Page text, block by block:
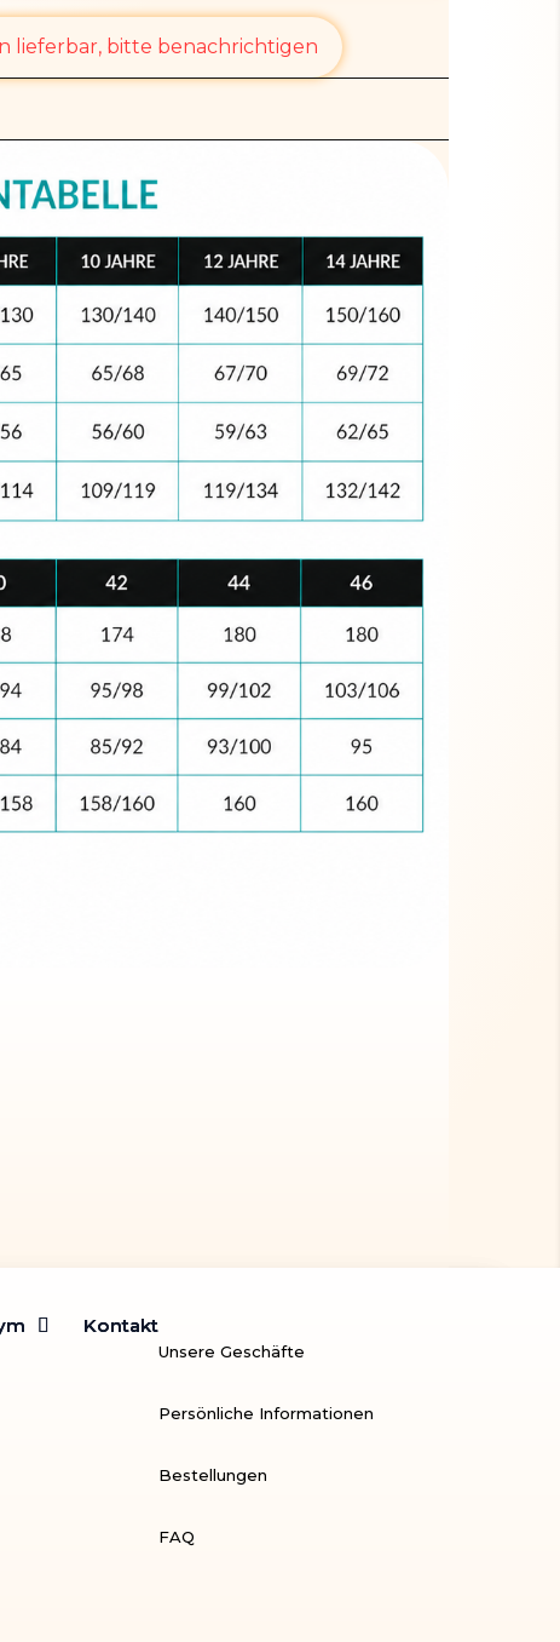
lieferbar, bitte benachrichtigen
Kontakt
Kontakt
Unsere Geschäfte
Persönliche Informationen
Bestellungen
FAQ